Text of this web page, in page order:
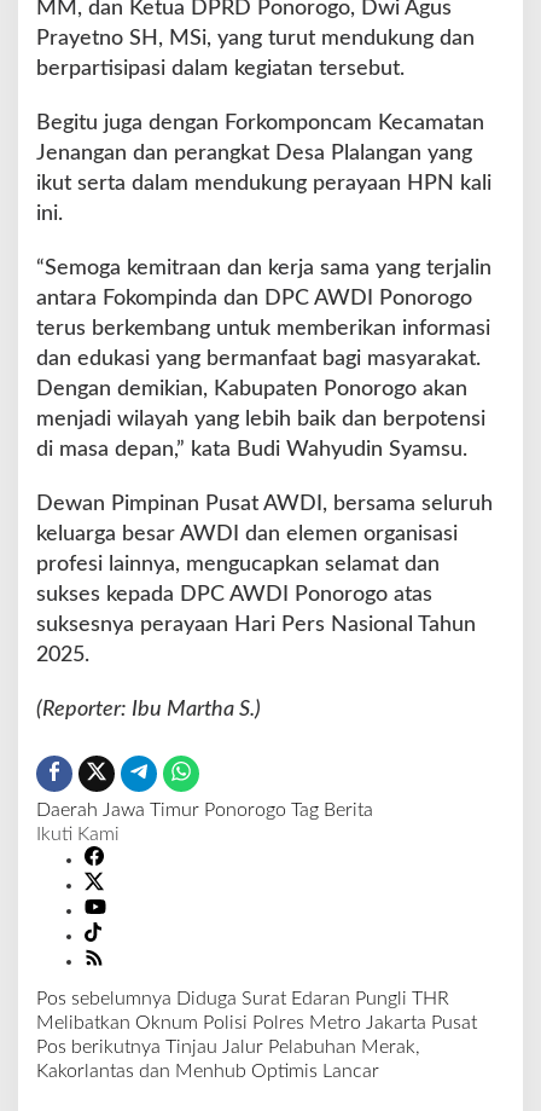
MM, dan Ketua DPRD Ponorogo, Dwi Agus
Prayetno SH, MSi, yang turut mendukung dan
berpartisipasi dalam kegiatan tersebut.
Begitu juga dengan Forkomponcam Kecamatan
Jenangan dan perangkat Desa Plalangan yang
ikut serta dalam mendukung perayaan HPN kali
ini.
“Semoga kemitraan dan kerja sama yang terjalin
antara Fokompinda dan DPC AWDI Ponorogo
terus berkembang untuk memberikan informasi
dan edukasi yang bermanfaat bagi masyarakat.
Dengan demikian, Kabupaten Ponorogo akan
menjadi wilayah yang lebih baik dan berpotensi
di masa depan,” kata Budi Wahyudin Syamsu.
Dewan Pimpinan Pusat AWDI, bersama seluruh
keluarga besar AWDI dan elemen organisasi
profesi lainnya, mengucapkan selamat dan
sukses kepada DPC AWDI Ponorogo atas
suksesnya perayaan Hari Pers Nasional Tahun
2025.
(Reporter: Ibu Martha S.)
Daerah Jawa Timur Ponorogo Tag Berita
Ikuti Kami
N
a
v
Pos sebelumnya Diduga Surat Edaran Pungli THR
Melibatkan Oknum Polisi Polres Metro Jakarta Pusat
Pos berikutnya Tinjau Jalur Pelabuhan Merak,
Kakorlantas dan Menhub Optimis Lancar